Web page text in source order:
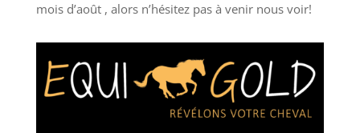
mois d’août , alors n’hésitez pas à venir nous voir!